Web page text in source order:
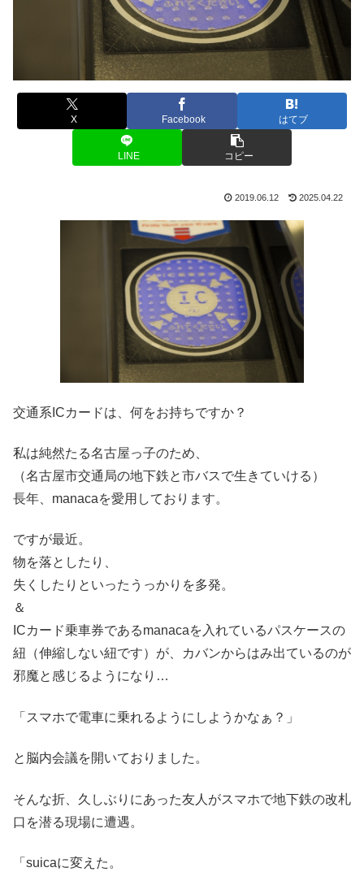
X Facebook はてブ
LINE コピー
2019.06.12 2025.04.22
交通系ICカードは、何をお持ちですか？
私は純然たる名古屋っ子のため、
（名古屋市交通局の地下鉄と市バスで生きていける）
長年、manacaを愛用しております。
ですが最近。
物を落としたり、
失くしたりといったうっかりを多発。
＆
ICカード乗車券であるmanacaを入れているパスケースの
紐（伸縮しない紐です）が、カバンからはみ出ているのが
邪魔と感じるようになり…
「スマホで電車に乗れるようにしようかなぁ？」
と脳内会議を開いておりました。
そんな折、久しぶりにあった友人がスマホで地下鉄の改札
口を潜る現場に遭遇。
「suicaに変えた。